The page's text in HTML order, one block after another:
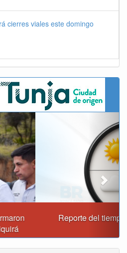
cierres viales este domingo
en Boyacá para el viernes
Next